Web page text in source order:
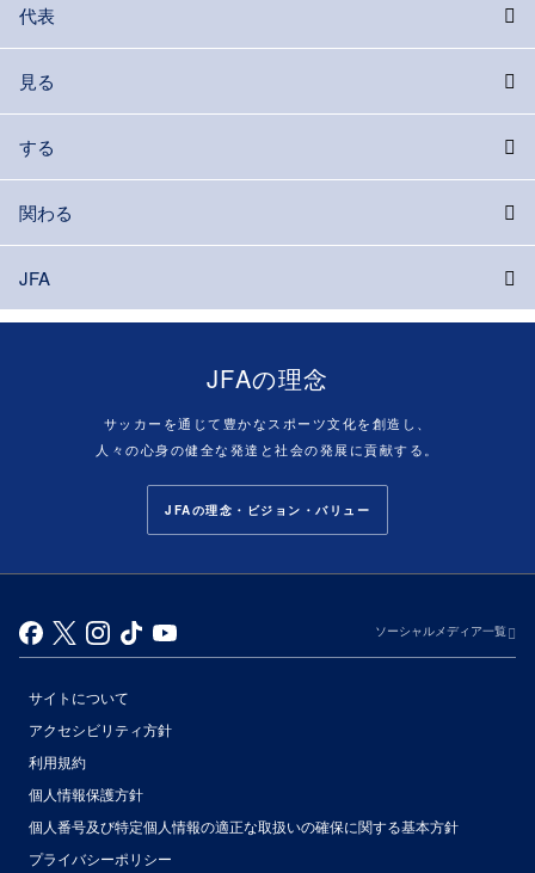
代表
見る
する
関わる
JFA
JFAの理念
サッカーを通じて豊かなスポーツ文化を創造し、
人々の心身の健全な発達と社会の発展に貢献する。
JFAの理念・ビジョン・バリュー
ソーシャルメディア一覧
サイトについて
アクセシビリティ方針
利用規約
個人情報保護方針
個人番号及び特定個人情報の適正な取扱いの確保に関する基本方針
プライバシーポリシー